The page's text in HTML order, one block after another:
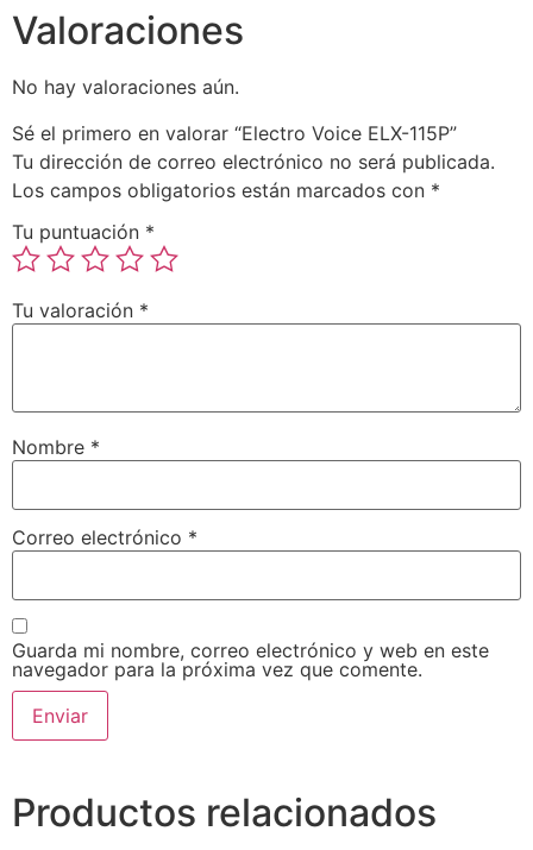
Valoraciones
No hay valoraciones aún.
Sé el primero en valorar “Electro Voice ELX-115P”
Tu dirección de correo electrónico no será publicada.
Los campos obligatorios están marcados con *
Tu puntuación *
Tu valoración *
Nombre *
Correo electrónico *
Guarda mi nombre, correo electrónico y web en este
navegador para la próxima vez que comente.
Productos relacionados